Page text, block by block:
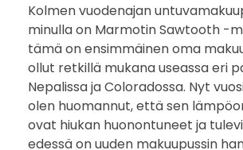
Kolmen vuodenajan
minulla on Marmotin Sawtooth -
tämä on ensimmäinen oma
ollut retkillä mukana useassa eri
Nepalissa ja Coloradossa. Nyt
olen huomannut, että sen
ovat hiukan huonontuneet ja
edessä on uuden makuupussin